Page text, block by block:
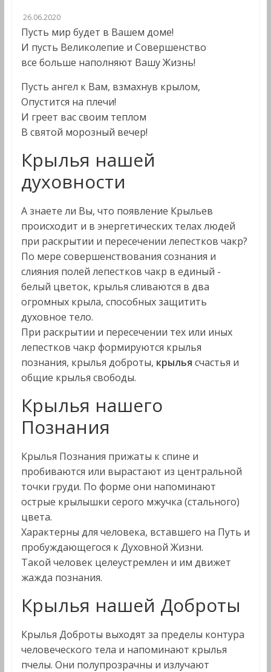
26.06.2020
Пусть мир будет в Вашем доме!
И пусть Великолепие и Совершенство
все больше наполняют Вашу Жизнь!
Пусть ангел к Вам, взмахнув крылом,
Опустится на плечи!
И греет вас своим теплом
В святой морозный вечер!
Крылья нашей
духовности
А знаете ли Вы, что появление Крыльев
происходит и в энергетических телах людей
при раскрытии и пересечении лепестков чакр?
По мере совершенствования сознания и
слияния полей лепестков чакр в единый -
белый цветок, крылья сливаются в два
огромных крыла, способных защитить
духовное тело.
При раскрытии и пересечении тех или иных
лепестков чакр формируются крылья
познания, крылья доброты, крылья счастья и
общие крылья свободы.
Крылья нашего
Познания
Крылья Познания прижаты к спине и
пробиваются или вырастают из центральной
точки груди. По форме они напоминают
острые крылышки серого мжучка (стального)
цвета.
Характерны для человека, вставшего на Путь и
пробуждающегося к Духовной Жизни.
Такой человек целеустремлен и им движет
жажда познания.
Крылья нашей Доброты
Крылья Доброты выходят за пределы контура
человеческого тела и напоминают крылья
пчелы. Они полупрозрачны и излучают